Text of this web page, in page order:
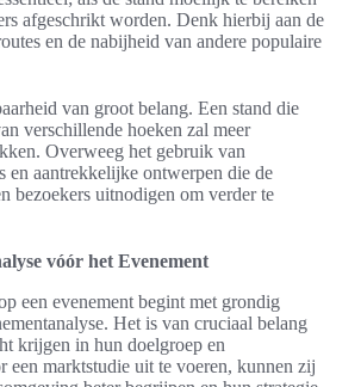
afgeschrikt worden. Denk hierbij aan de
en de nabijheid van andere populaire
van groot belang. Een stand die
verschillende hoeken zal meer
Overweeg het gebruik van
en aantrekkelijke ontwerpen die de
bezoekers uitnodigen om verder te
vóór het Evenement
een evenement begint met grondig
Het is van cruciaal belang
krijgen in hun doelgroep en
een marktstudie uit te voeren, kunnen zij